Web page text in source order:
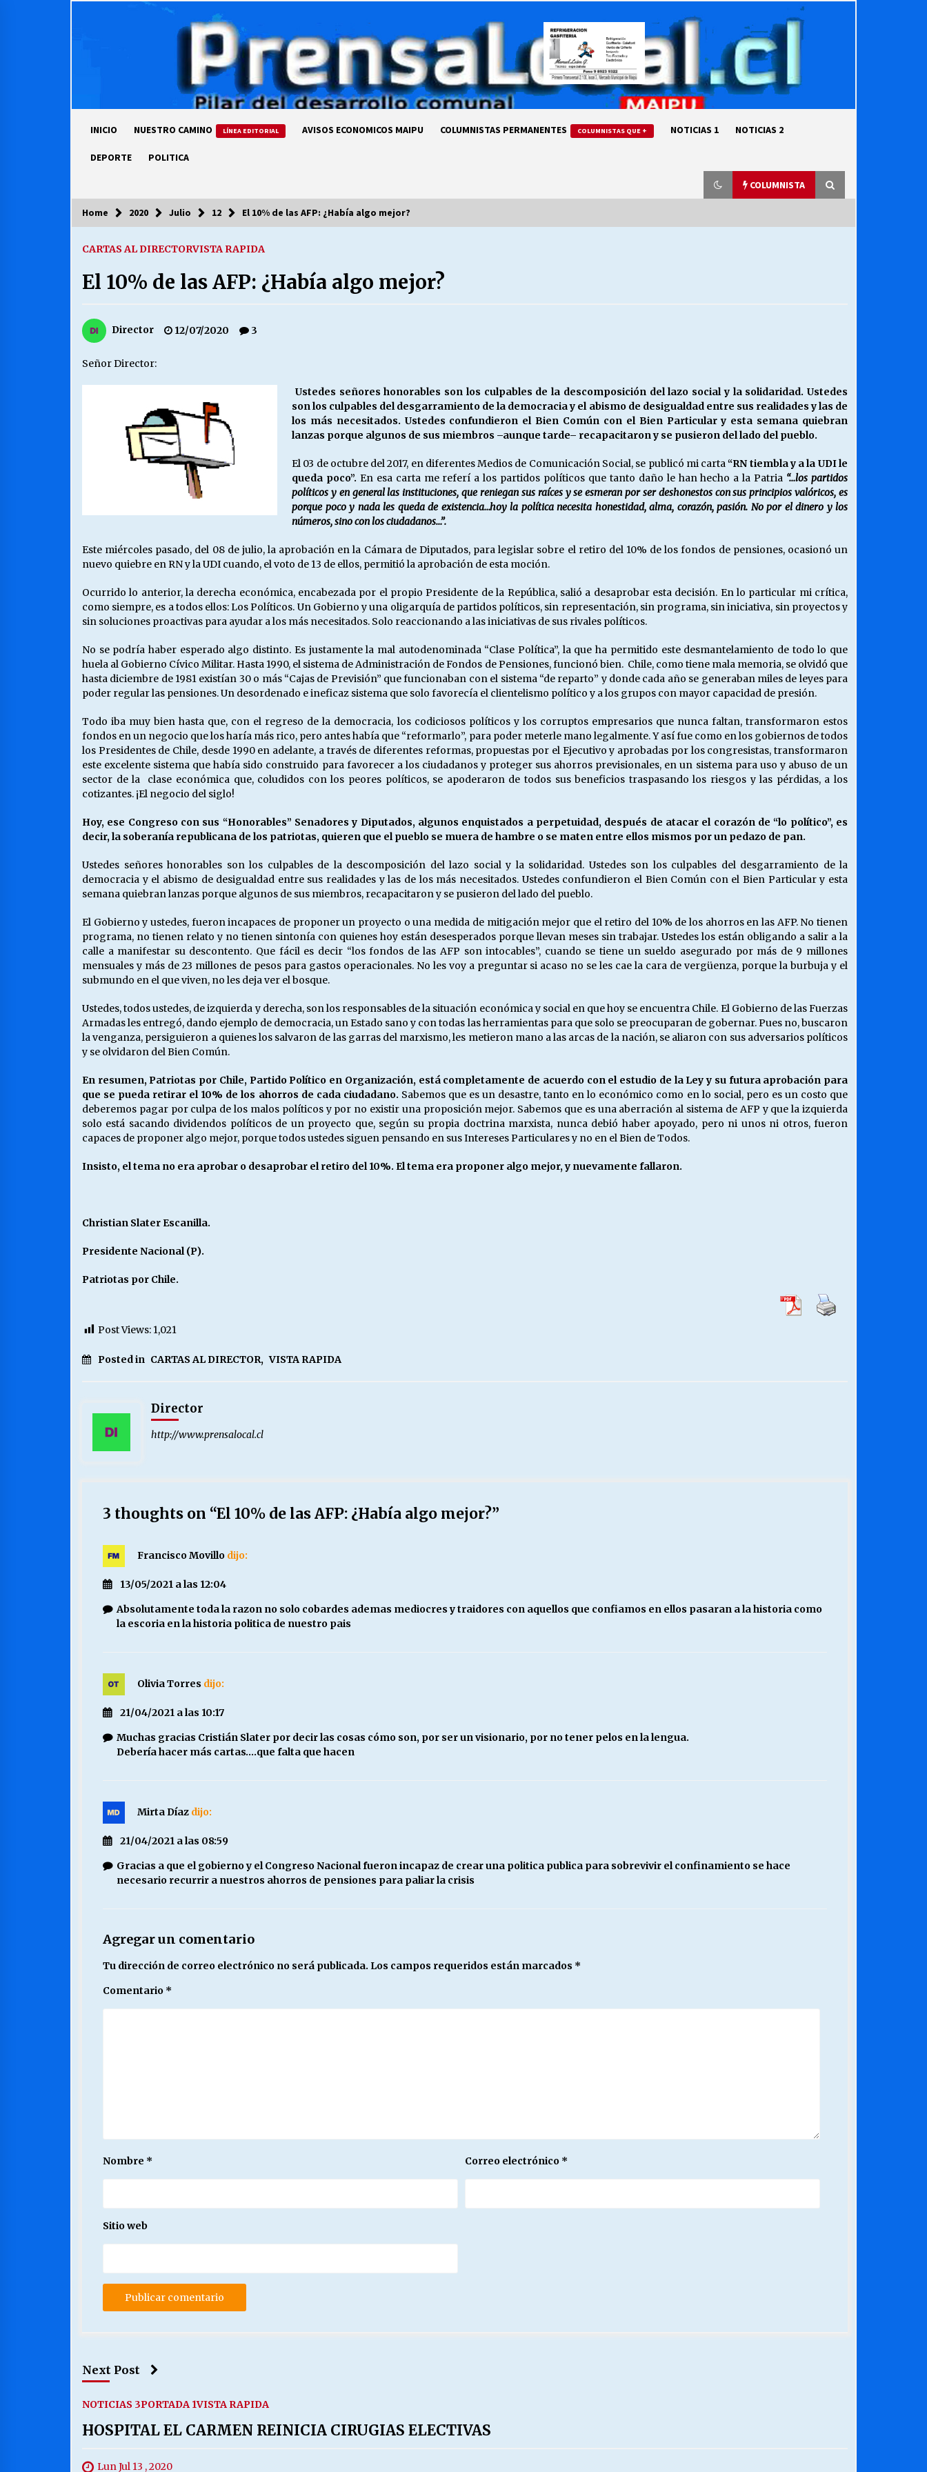
INICIO NUESTRO CAMINO LÍNEA EDITORIAL AVISOS ECONOMICOS MAIPU COLUMNISTAS PERMANENTES COLUMNISTAS QUE + NOTICIAS 1 NOTICIAS 2
DEPORTE POLITICA
COLUMNISTA
COLUMNISTA
luz… ¿Y cuándo van a bajar?
03/08/2026
69 AÑOS DE HISTORIA
28/07/2026
MUNICIPALIDAD, TRABAJADORES,
CLIMA LABORAL:
VOLVER A SER ALTERNATIVA
16/06/2026
MUNICIPALIDADES, HONORARIOS,
28/05/2026
Releyendo la Rerum Novarum a 135
años. “La cuestión social hoy”.
16/05/2026
S.O.S. a los ricos, Save Our Souls
(Salvar Nuestras Almas)
30/04/2026
18/04/2026 06/04/2026
Home 2020 Julio 12 El 10% de las AFP: ¿Había algo mejor?
CARTAS AL DIRECTORVISTA RAPIDA
El 10% de las AFP: ¿Había algo mejor?
Director 12/07/2020 3
Señor Director:
Ustedes señores honorables son los culpables de la descomposición del lazo social y la solidaridad. Ustedes
son los culpables del desgarramiento de la democracia y el abismo de desigualdad entre sus realidades y las de
los más necesitados. Ustedes confundieron el Bien Común con el Bien Particular y esta semana quiebran
lanzas porque algunos de sus miembros –aunque tarde– recapacitaron y se pusieron del lado del pueblo.
El 03 de octubre del 2017, en diferentes Medios de Comunicación Social, se publicó mi carta“RN tiembla y a la UDI le
queda poco”. En esa carta me referí a los partidos políticos que tanto daño le han hecho a la Patria “…los partidos
políticos y en general las instituciones, que reniegan sus raíces y se esmeran por ser deshonestos con sus principios valóricos, es
porque poco y nada les queda de existencia…hoy la política necesita honestidad, alma, corazón, pasión. No por el dinero y los
números, sino con los ciudadanos…”.
Este miércoles pasado, del 08 de julio, la aprobación en la Cámara de Diputados, para legislar sobre el retiro del 10% de los fondos de pensiones, ocasionó un
nuevo quiebre en RN y la UDI cuando, el voto de 13 de ellos, permitió la aprobación de esta moción.
Ocurrido lo anterior, la derecha económica, encabezada por el propio Presidente de la República, salió a desaprobar esta decisión. En lo particular mi crítica,
como siempre, es a todos ellos: Los Políticos. Un Gobierno y una oligarquía de partidos políticos, sin representación, sin programa, sin iniciativa, sin proyectos y
sin soluciones proactivas para ayudar a los más necesitados. Solo reaccionando a las iniciativas de sus rivales políticos.
No se podría haber esperado algo distinto. Es justamente la mal autodenominada “Clase Política”, la que ha permitido este desmantelamiento de todo lo que
huela al Gobierno Cívico Militar. Hasta 1990, el sistema de Administración de Fondos de Pensiones, funcionó bien. Chile, como tiene mala memoria, se olvidó que
hasta diciembre de 1981 existían 30 o más “Cajas de Previsión” que funcionaban con el sistema “de reparto” y donde cada año se generaban miles de leyes para
poder regular las pensiones. Un desordenado e ineficaz sistema que solo favorecía el clientelismo político y a los grupos con mayor capacidad de presión.
Todo iba muy bien hasta que, con el regreso de la democracia, los codiciosos políticos y los corruptos empresarios que nunca faltan, transformaron estos
fondos en un negocio que los haría más rico, pero antes había que “reformarlo”, para poder meterle mano legalmente. Y así fue como en los gobiernos de todos
los Presidentes de Chile, desde 1990 en adelante, a través de diferentes reformas, propuestas por el Ejecutivo y aprobadas por los congresistas, transformaron
este excelente sistema que había sido construido para favorecer a los ciudadanos y proteger sus ahorros previsionales, en un sistema para uso y abuso de un
sector de la clase económica que, coludidos con los peores políticos, se apoderaron de todos sus beneficios traspasando los riesgos y las pérdidas, a los
cotizantes. ¡El negocio del siglo!
Hoy, ese Congreso con sus “Honorables” Senadores y Diputados, algunos enquistados a perpetuidad, después de atacar el corazón de “lo político”, es
decir, la soberanía republicana de los patriotas, quieren que el pueblo se muera de hambre o se maten entre ellos mismos por un pedazo de pan.
Ustedes señores honorables son los culpables de la descomposición del lazo social y la solidaridad. Ustedes son los culpables del desgarramiento de la
democracia y el abismo de desigualdad entre sus realidades y las de los más necesitados. Ustedes confundieron el Bien Común con el Bien Particular y esta
semana quiebran lanzas porque algunos de sus miembros, recapacitaron y se pusieron del lado del pueblo.
El Gobierno y ustedes, fueron incapaces de proponer un proyecto o una medida de mitigación mejor que el retiro del 10% de los ahorros en las AFP. No tienen
programa, no tienen relato y no tienen sintonía con quienes hoy están desesperados porque llevan meses sin trabajar. Ustedes los están obligando a salir a la
calle a manifestar su descontento. Que fácil es decir “los fondos de las AFP son intocables”, cuando se tiene un sueldo asegurado por más de 9 millones
mensuales y más de 23 millones de pesos para gastos operacionales. No les voy a preguntar si acaso no se les cae la cara de vergüenza, porque la burbuja y el
submundo en el que viven, no les deja ver el bosque.
Ustedes, todos ustedes, de izquierda y derecha, son los responsables de la situación económica y social en que hoy se encuentra Chile. El Gobierno de las Fuerzas
Armadas les entregó, dando ejemplo de democracia, un Estado sano y con todas las herramientas para que solo se preocuparan de gobernar. Pues no, buscaron
la venganza, persiguieron a quienes los salvaron de las garras del marxismo, les metieron mano a las arcas de la nación, se aliaron con sus adversarios políticos
y se olvidaron del Bien Común.
En resumen, Patriotas por Chile, Partido Político en Organización, está completamente de acuerdo con el estudio de la Ley y su futura aprobación para
que se pueda retirar el 10% de los ahorros de cada ciudadano. Sabemos que es un desastre, tanto en lo económico como en lo social, pero es un costo que
deberemos pagar por culpa de los malos políticos y por no existir una proposición mejor. Sabemos que es una aberración al sistema de AFP y que la izquierda
solo está sacando dividendos políticos de un proyecto que, según su propia doctrina marxista, nunca debió haber apoyado, pero ni unos ni otros, fueron
capaces de proponer algo mejor, porque todos ustedes siguen pensando en sus Intereses Particulares y no en el Bien de Todos.
Insisto, el tema no era aprobar o desaprobar el retiro del 10%. El tema era proponer algo mejor, y nuevamente fallaron.
Christian Slater Escanilla.
Presidente Nacional (P).
Patriotas por Chile.
Post Views: 1,021
Posted in CARTAS AL DIRECTOR, VISTA RAPIDA
Director
http://www.prensalocal.cl
3 thoughts on “El 10% de las AFP: ¿Había algo mejor?”
Francisco Movillo dijo:
13/05/2021 a las 12:04
Absolutamente toda la razon no solo cobardes ademas mediocres y traidores con aquellos que confiamos en ellos pasaran a la historia como
la escoria en la historia politica de nuestro pais
Olivia Torres dijo:
21/04/2021 a las 10:17
Muchas gracias Cristián Slater por decir las cosas cómo son, por ser un visionario, por no tener pelos en la lengua.
Debería hacer más cartas….que falta que hacen
Mirta Díaz dijo:
21/04/2021 a las 08:59
Gracias a que el gobierno y el Congreso Nacional fueron incapaz de crear una politica publica para sobrevivir el confinamiento se hace
necesario recurrir a nuestros ahorros de pensiones para paliar la crisis
Agregar un comentario
Tu dirección de correo electrónico no será publicada. Los campos requeridos están marcados *
Comentario *
Nombre * Correo electrónico *
Sitio web
Next Post
NOTICIAS 3PORTADA 1VISTA RAPIDA
HOSPITAL EL CARMEN REINICIA CIRUGIAS ELECTIVAS
Lun Jul 13 , 2020